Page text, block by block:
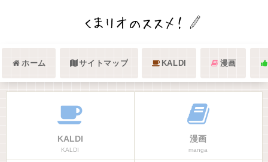
ホーム サイトマップ KALDI 漫画
KALDI
KALDI
漫画
manga